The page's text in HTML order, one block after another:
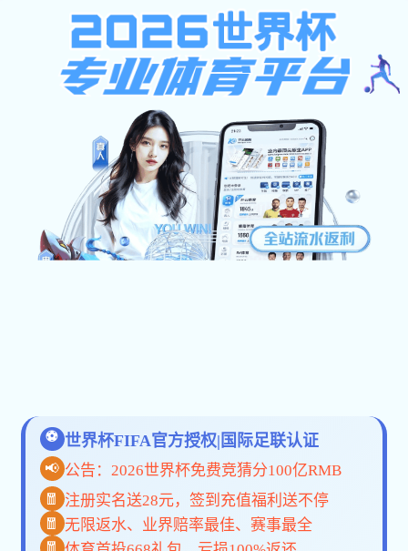
您当前位置：首页>交易信息>其他交易 交易文件
MK体育官方网址-MK世界杯（中国）:2026年琅琊山森林漂流抖音推广
【信息时间：2026-04-15 17:37:17 阅读次数：
【字号大中 小】
我要打印】
】